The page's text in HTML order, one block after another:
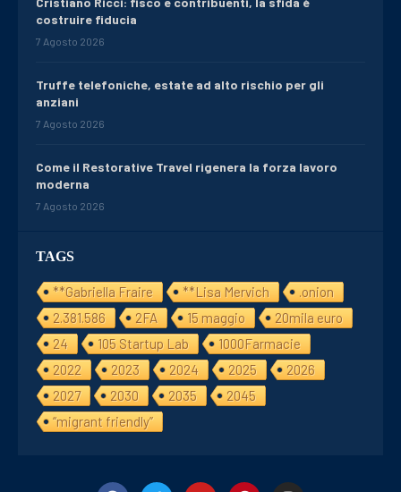
TAGS
**Gabriella Fraire **Lisa Mervich
.onion
2.381.586
2FA 15 maggio
20mila euro
24
105 Startup Lab
1000Farmacie
2022
2023 2024 2025
2026
2027
2030 2035
2045
“migrant friendly”
costruire fiducia
7 Agosto 2026
Truffe telefoniche, estate ad alto rischio per gli
anziani
7 Agosto 2026
Come il Restorative Travel rigenera la forza lavoro
moderna
7 Agosto 2026